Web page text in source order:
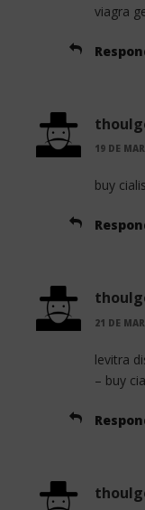
viagra
19 DE
buy
21 DE
levitra
– buy